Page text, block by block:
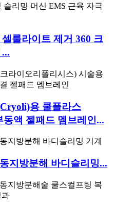
룰라이트 제거 360 크
용 쿨플라스
동액 젤패드 멤브레인...
지방분해 바디슬리밍...